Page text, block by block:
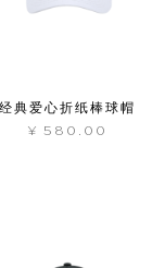
经典爱心折纸棒球帽
¥ 580.00